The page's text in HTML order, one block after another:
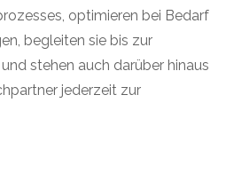
optimieren bei Bedarf
begleiten sie bis zur
stehen auch darüber hinaus
jederzeit zur